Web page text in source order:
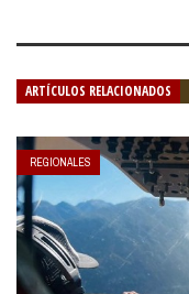
ARTÍCULOS RELACIONADOS
REGIONALES